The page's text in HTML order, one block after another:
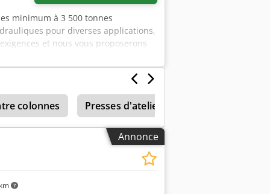
minimum à 3 500 tonnes
pour diverses applications,
et nous vous proposerons
Au cours des dernières années,
l’Indonésie, le Vietnam, les
Mexique et le Bangladesh, et a fourni
un partenaire de distribution officiel
Rt Ubopfx Abnerf
colonnes
Presses d'atelier
Annonce